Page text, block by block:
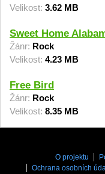
Velikost: 3.62 MB
Sweet Home
Žánr: Rock
Velikost: 4.23 MB
Free Bird
Žánr: Rock
Velikost: 8.35 MB
O projektu
Ochrana osobních